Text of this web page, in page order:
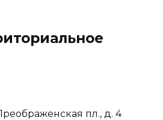
пл., д. 4